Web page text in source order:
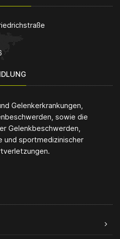
Gelenkerkrankungen,
sowie die
Gelenkbeschwerden,
und sportmedizinischer